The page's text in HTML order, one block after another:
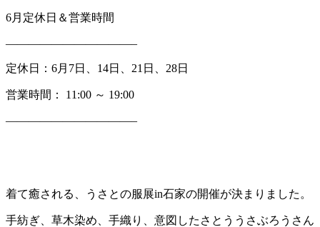
6月定休日＆営業時間
———————————–
定休日： 6月 7日、 14日、 21 日、 28日
営業時間： 11:00 ～ 19:00
———————————–
着て癒される、うさとの服展in石家の開催が決まりました。
手紡ぎ、草木染め、手織り、意図したさとううさぶろうさん